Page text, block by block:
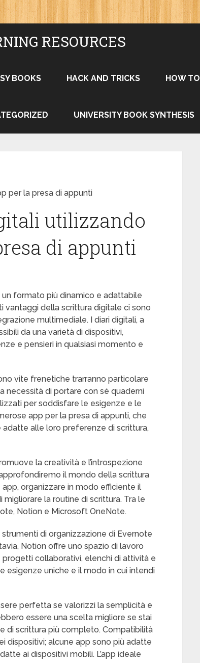
RESOURCES
BOOKS HACK AND TRICKS HOW TO
UNIVERSITY BOOK SYNTHESIS
per la presa di appunti
utilizzando
di appunti
formato più dinamico e adattabile
vantaggi della scrittura digitale ci sono
multimediale. I diari digitali, a
da una varietà di dispositivi,
e pensieri in qualsiasi momento e
vite frenetiche trarranno particolare
necessità di portare con sé quaderni
per soddisfare le esigenze e le
app per la presa di appunti, che
alle loro preferenze di scrittura,
la creatività e l’introspezione
il mondo della scrittura
organizzare in modo efficiente il
la routine di scrittura. Tra le
Notion e Microsoft OneNote.
di organizzazione di Evernote
Notion offre uno spazio di lavoro
collaborativi, elenchi di attività e
esigenze uniche e il modo in cui intendi
perfetta se valorizzi la semplicità e
essere una scelta migliore se stai
di scrittura più completo. Compatibilità
dispositivi; alcune app sono più adatte
ai dispositivi mobili. L’app ideale